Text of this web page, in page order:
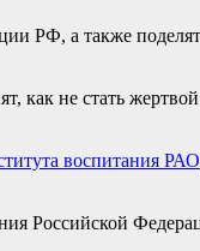
РФ, а также
как не стать
воспитания РАО
Российской